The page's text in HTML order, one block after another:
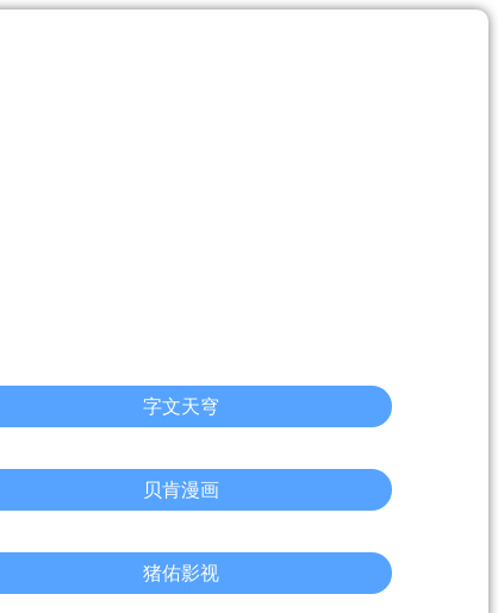
字文天穹
贝肯漫画
猪佑影视